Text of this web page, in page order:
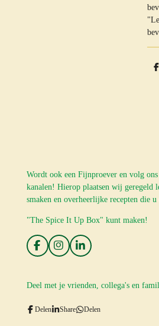
D
Wordt ook een Fijnproever en volg
kanalen! Hierop plaatsen wij geregeld
smaken en overheerlijke recepten die u
"The Spice It Up Box" kunt maken!
F
a
b
o
I
n
a
r
L
i
e
I
Deel met je vrienden, collega's en
Delen Share Delen